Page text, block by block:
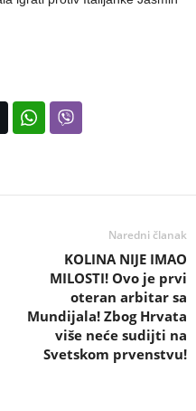
Naredni članak
KOLINA NIJE IMAO
MILOSTI! Ovo je prvi
oteran arbitar sa
Mundijala! Zbog Hrvata
više neće sudijti na
Svetskom prvenstvu!